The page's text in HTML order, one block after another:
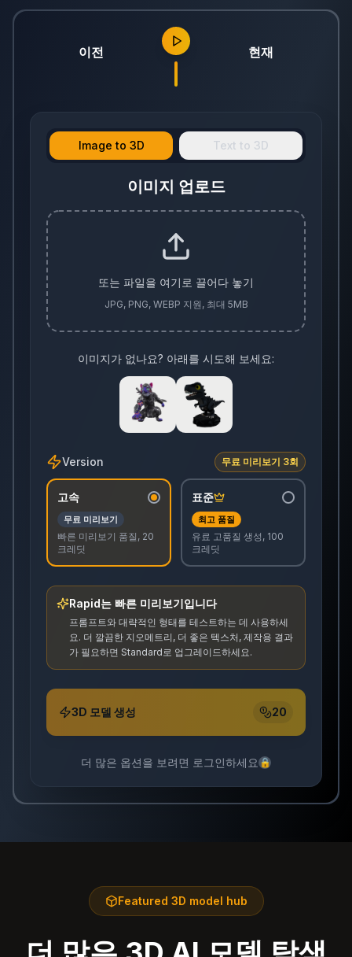
이전 현재
Image to 3D Text to 3D
이미지 업로드
또는 파일을 여기로 끌어다 놓기
JPG, PNG, WEBP 지원, 최대 5MB
이미지가 없나요? 아래를 시도해 보세요:
Version 무료 미리보기 3회
고속
무료 미리보기
빠른 미리보기 품질, 20
크레딧
표준
최고 품질
유료 고품질 생성, 100
크레딧
Rapid는 빠른 미리보기입니다
프롬프트와 대략적인 형태를 테스트하는 데 사용하세
요. 더 깔끔한 지오메트리, 더 좋은 텍스처, 제작용 결과
가 필요하면 Standard로 업그레이드하세요.
3D 모델 생성 20
더 많은 옵션을 보려면 로그인하세요🔒
Featured 3D model hub